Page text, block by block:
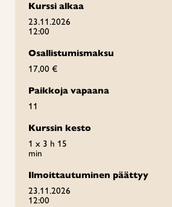
Kurssi alkaa
23.11.2026
12:00
Osallistumismaksu
17,00 €
Paikkoja vapaana
11
Kurssin kesto
1 x 3 h 15
min
Ilmoittautuminen päättyy
23.11.2026
12:00